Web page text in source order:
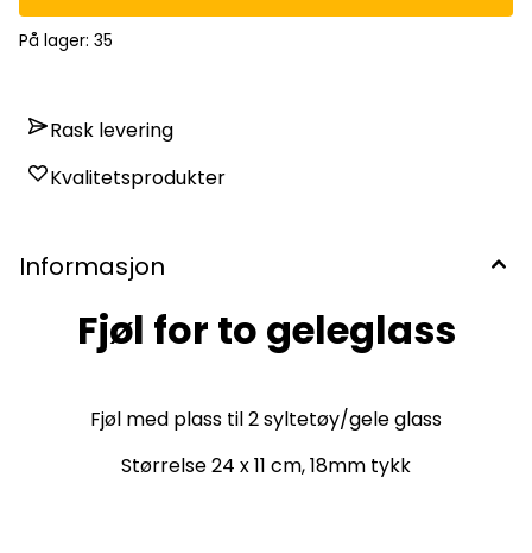
På lager: 35
Rask levering
Kvalitetsprodukter
Informasjon
Fjøl for to geleglass
Fjøl med plass til 2 syltetøy/gele glass
Størrelse 24 x 11 cm, 18mm tykk